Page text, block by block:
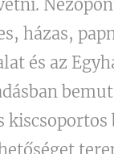
házas,
és az